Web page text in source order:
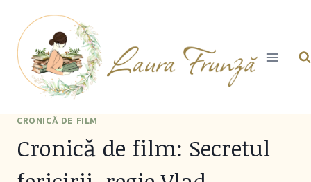
content
CRONICĂ DE FILM
Cronică de film: Secretul